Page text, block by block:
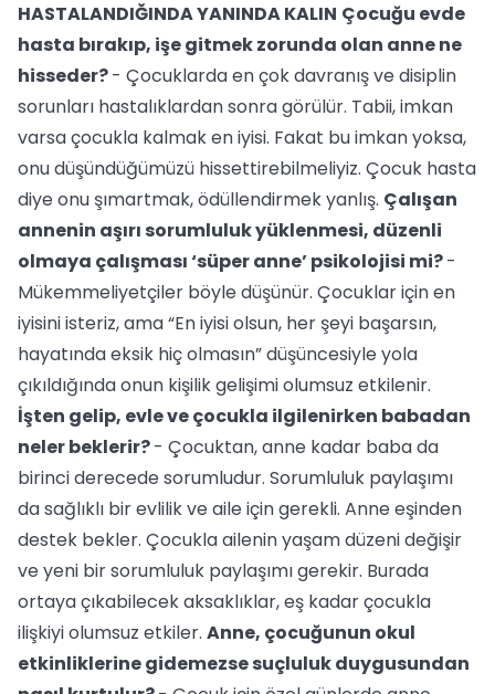
HASTALANDIĞINDA YANINDA KALIN Çocuğu evde
hasta bırakıp, işe gitmek zorunda olan anne ne
hisseder?- Çocuklarda en çok davranış ve disiplin
sorunları hastalıklardan sonra görülür. Tabii, imkan
varsa çocukla kalmak en iyisi. Fakat bu imkan yoksa,
onu düşündüğümüzü hissettirebilmeliyiz. Çocuk hasta
diye onu şımartmak, ödüllendirmek yanlış. Çalışan
annenin aşırı sorumluluk yüklenmesi, düzenli
olmaya çalışması ‘süper anne’ psikolojisi mi?-
Mükemmeliyetçiler böyle düşünür. Çocuklar için en
iyisini isteriz, ama “En iyisi olsun, her şeyi başarsın,
hayatında eksik hiç olmasın” düşüncesiyle yola
çıkıldığında onun kişilik gelişimi olumsuz etkilenir.
İşten gelip, evle ve çocukla ilgilenirken babadan
neler beklerir?- Çocuktan, anne kadar baba da
birinci derecede sorumludur. Sorumluluk paylaşımı
da sağlıklı bir evlilik ve aile için gerekli. Anne eşinden
destek bekler. Çocukla ailenin yaşam düzeni değişir
ve yeni bir sorumluluk paylaşımı gerekir. Burada
ortaya çıkabilecek aksaklıklar, eş kadar çocukla
ilişkiyi olumsuz etkiler. Anne, çocuğunun okul
etkinliklerine gidemezse suçluluk duygusundan